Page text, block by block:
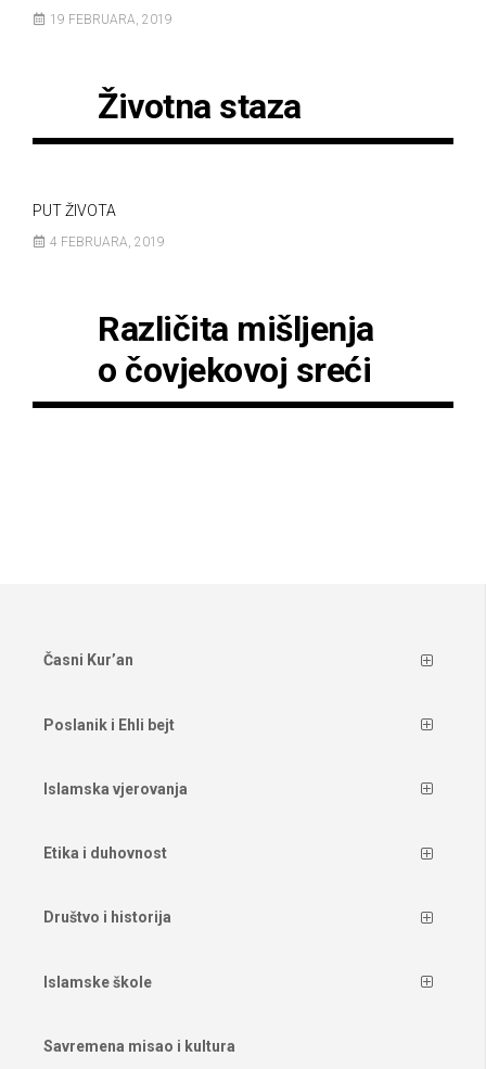
19 FEBRUARA, 2019
Životna staza
PUT ŽIVOTA
4 FEBRUARA, 2019
Različita mišljenja
o čovjekovoj sreći
Časni Kur’an
Poslanik i Ehli bejt
Islamska vjerovanja
Etika i duhovnost
Društvo i historija
Islamske škole
Savremena misao i kultura